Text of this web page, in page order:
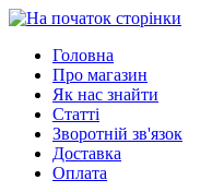
Головна
Про магазин
Як нас знайти
Статті
Зворотній зв'язок
Доставка
Оплата